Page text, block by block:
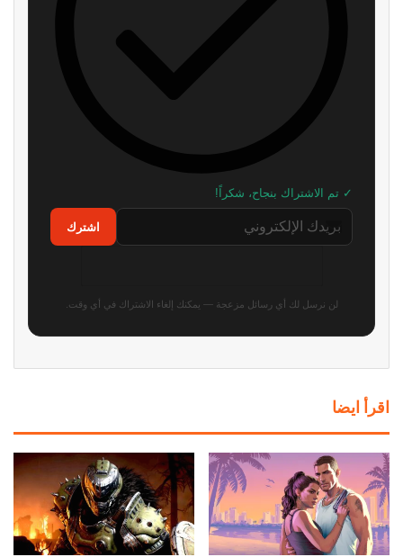
✓ تم الاشتراك بنجاح، شكراً!
اشترك
لن نرسل لك أي رسائل مزعجة — يمكنك إلغاء الاشتراك في أي وقت.
اقرأ ايضا